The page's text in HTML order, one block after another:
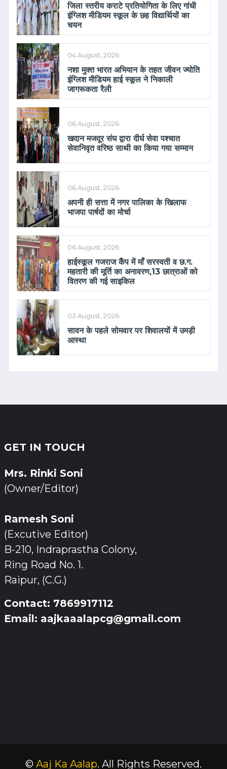
जिला स्तरीय कराटे प्रतियोगिता के लिए गांधी
इंग्लिश मीडियम स्कूल के छह विद्यार्थियों का
चयन
04 August, 2026
नशा मुक्त भारत अभियान के तहत जीवन ज्योति
इंग्लिश मीडियम हाई स्कूल ने निकाली
जागरूकता रैली
06 August, 2026
खदान मजदूर संघ द्वारा दीर्घ सेवा पश्चात
सेवानिवृत वरिष्ठ साथी का किया गया सम्मान
06 August, 2026
अपनी ही सत्ता में नगर पालिका के खिलाफ
भाजपा पार्षदों का मोर्चा
06 August, 2026
हाईस्कूल गजराज कैंप में माँ सरस्वती व छ.ग.
महतारी की मूर्ति का अनावरण,13 छात्राओं को
वितरण की गई साइकिल
03 August, 2026
सावन के पहले सोमवार पर शिवालयों में उमड़ी
आस्था
GET IN TOUCH
Mrs. Rinki Soni
(Owner/Editor)
Ramesh Soni
(Excutive Editor)
B-210, Indraprastha Colony,
Ring Road No. 1.
Raipur, (C.G.)
Contact: 7869917112
Email: aajkaaalapcg@gmail.com
© Aaj Ka Aalap. All Rights Reserved.